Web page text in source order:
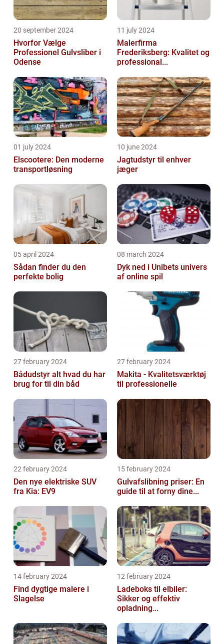
20 september 2024
Hvorfor Vælge
Professionel Gulvsliber i
Odense
11 july 2024
Malerfirma
Frederiksberg: Kvalitet og
professional...
01 july 2024
Elscootere: Den moderne
transportløsning
10 june 2024
Jagtudstyr til enhver
jæger
05 april 2024
Sådan finder du den
perfekte bolig
08 march 2024
Dyk ned i Unibets univers
af online spil
27 february 2024
Bådudstyr alt hvad du har
brug for til din båd
27 february 2024
Makita - Kvalitetsværktøj
til professionelle
22 february 2024
Den nye elektriske SUV
fra Kia: EV9
15 february 2024
Gulvafslibning priser: En
guide til at forny dine...
14 february 2024
Find dygtige malere i
Slagelse
12 february 2024
Ladeboks til elbiler:
Sikker og effektiv
opladning...